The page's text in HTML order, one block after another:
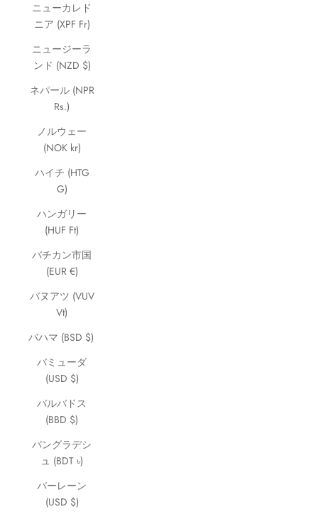
ニューカレド
ニア (XPF Fr)
ニュージーラ
ンド (NZD $)
ネパール (NPR
Rs.)
ノルウェー
(NOK kr)
ハイチ (HTG
G)
ハンガリー
(HUF Ft)
バチカン市国
(EUR €)
バヌアツ (VUV
Vt)
バハマ (BSD $)
バミューダ
(USD $)
バルバドス
(BBD $)
バングラデシ
ュ (BDT ৳)
バーレーン
(USD $)